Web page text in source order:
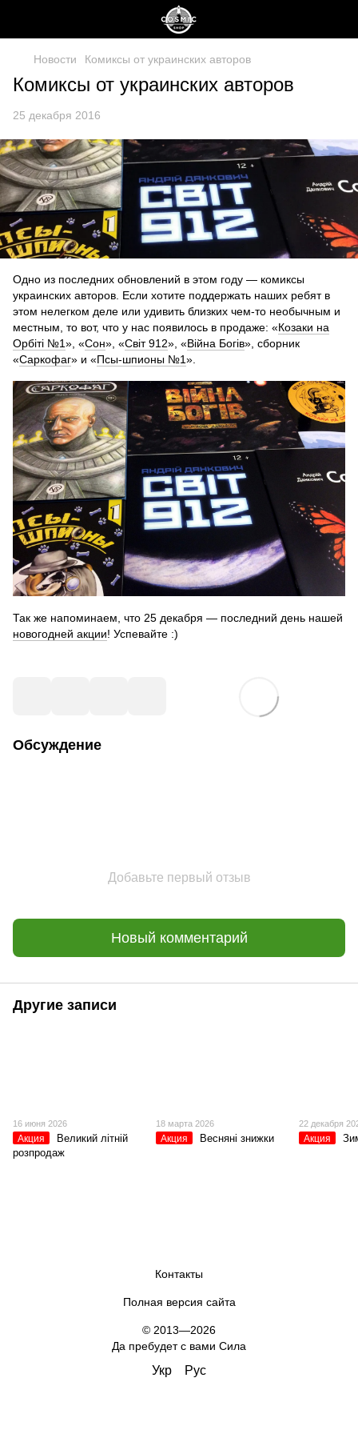
Новости Комиксы от украинских авторов
Комиксы от украинских авторов
25 декабря 2016
Одно из последних обновлений в этом году — комиксы
украинских авторов. Если хотите поддержать наших ребят в
этом нелегком деле или удивить близких чем-то необычным и
местным, то вот, что у нас появилось в продаже: «Козаки на
Орбіті №1», «Cон», «Світ 912», «Війна Богів», сборник
«Саркофаг» и «Псы-шпионы №1».
Так же напоминаем, что 25 декабря — последний день нашей
новогодней акции! Успевайте :)
Обсуждение
Добавьте первый отзыв
Новый комментарий
Другие записи
16 июня 2026
Акция
Великий літній
розпродаж
18 марта 2026
Акция Весняні знижки
22 декабря
Акция
Контакты
Полная версия сайта
© 2013—2026
Да пребудет с вами Сила
Укр Рус